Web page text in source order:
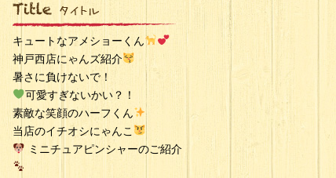
キュートなアメショーくん
神戸西店にゃんズ紹介
暑さに負けないで！
可愛すぎないかい？！
素敵な笑顔のハーフくん
当店のイチオシにゃんこ
ミニチュアピンシャーのご紹介